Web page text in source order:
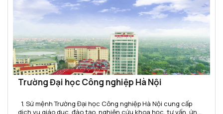
Trường Đại học Công nghiệp Hà Nội
dịch vụ giáo dục, đào tạo, nghiên cứu khoa học, tư vấn, ứng